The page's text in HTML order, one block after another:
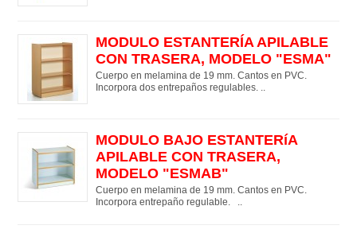
MODULO ESTANTERÍA APILABLE
CON TRASERA, MODELO "ESMA"
Cuerpo en melamina de 19 mm. Cantos en PVC.
Incorpora dos entrepaños regulables. ..
MODULO BAJO ESTANTERíA
APILABLE CON TRASERA,
MODELO "ESMAB"
Cuerpo en melamina de 19 mm. Cantos en PVC.
Incorpora entrepaño regulable. ..